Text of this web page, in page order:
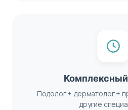
Подолог + дерматолог +
другие